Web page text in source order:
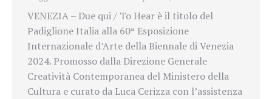
VENEZIA – Due qui / To Hear è il titolo del
Padiglione Italia alla 60ª Esposizione
Internazionale d’Arte della Biennale di Venezia
2024. Promosso dalla Direzione Generale
Creatività Contemporanea del Ministero della
Cultura e curato da Luca Cerizza con l’assistenza